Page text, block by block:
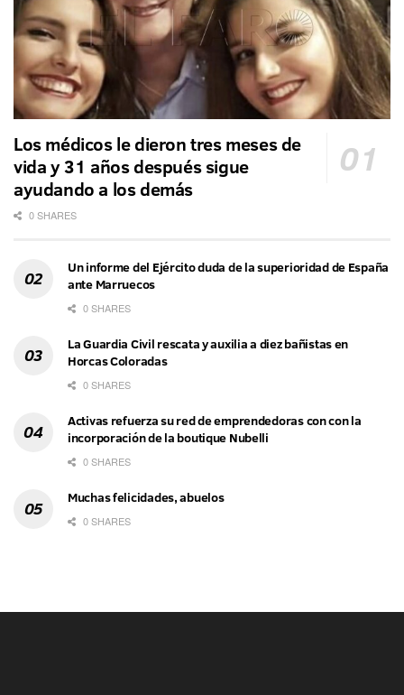
Los médicos le dieron tres meses de
vida y 31 años después sigue
ayudando a los demás
0 SHARES
Un informe del Ejército duda de la superioridad de España
ante Marruecos
0 SHARES
La Guardia Civil rescata y auxilia a diez bañistas en
Horcas Coloradas
0 SHARES
Activas refuerza su red de emprendedoras con con la
incorporación de la boutique Nubelli
0 SHARES
Muchas felicidades, abuelos
0 SHARES